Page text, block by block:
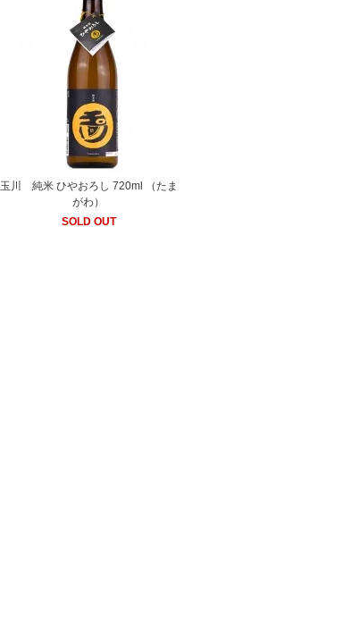
玉川 純米 ひやおろし 720ml （たま
がわ）
SOLD OUT